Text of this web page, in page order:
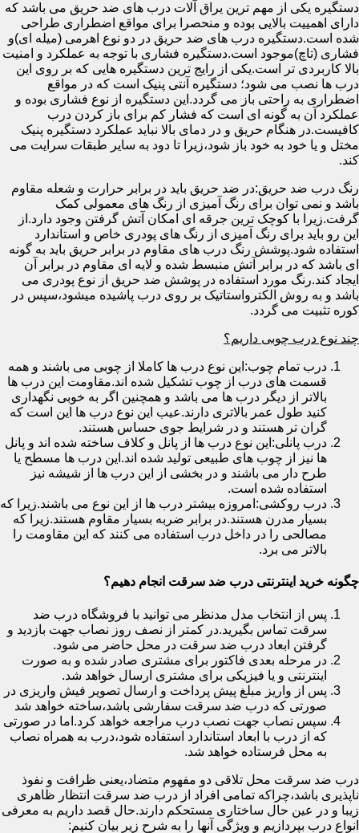
دستگیره یکی از مهم ترین یراق آلات درب های ضد حریق می باشد که
دارای اهمییت بالایی بوده و منحصرا برای مواقع اضطراری طراحی
شده است.دستگیره درب های ضد حریق در دو نوع اهرمی (میله ای)و
فشاری (تاچ)موجود است.دستگیره فشاری با توجه به عملکرد و امنیت
بالا کاربردی تر است.یکی از رایج ترین دستگیره هایی که بر روی این
درب ها نصب می شود؛ دستگیره آنتی پنیک است که در مواقع
اضطراری به راحتی باز می گردد.این دستگیره از نوع فشاری بوده و
عملکرد آن به گونه ای است که فشار کم برای باز کردن درب
کافیست.در هنگام حریق و در دمای بالا نباید عملکرد دستگیره پنیک
مختل و یا خود به خود باز شود،زیرا تا دود به سایر طبقات سرایت می
کند.
رنگ درب ضد حریق:در ضد حریق باید در برابر حرارت و شعله مقاوم
باشد و نمی توان برای رنگ آمیزی از رنگ های معمولی کمک
گرفت.زیرا با کوچک ترین جرقه ای امکان آتش گرفتن وجود دارد.از
این رو باید برای رنگ آمیزی از رنگ های پودری خاص و استاندارد
استفاده شود.پوشش رنگ درب های مقاوم در برابر حریق باید به گونه
ای باشد که در برابر آتش منبسط شده و لایه ای مقاوم در برابر آن
ایجاد کند.رنگ مورد استفاده در پوشش ضد حریق از نوع پودری می
باشد و به روش الکترواستاتیک بر روی درب پاشیده میشود،سپس در
کوره تثبیت می گردد.
چند نوع درب چوبی داریم؟
درب تمام چوب:این نوع درب ها کاملا از چوبی می باشند و همه
قسمت های درب از چوب تشکیل شده اند.مقاومت این درب ها
بالاتر از دیگر درب ها می باشد و همچنین اگر به خوبی نگهداری
کنید طول عمر بالاتری دارند.عیب این نوع درب ها این است که
گران تر هستند و در شرایط جوی حساس هستند.
درب پانلی:این نوع درب ها از پانل و کلاف ساخته شده اند و پانل
ها نیز از چوب های طبیعی تولید شده اند.این درب ها مسطح یا
طرح دار می باشند و در بخشی از این درب ها از شیشه نیز
استفاده شده است.
درب روکشی:امروزه بیشتر درب ها از این نوع می باشند.زیرا که
بسیار مدرن هستند.در برابر ضربه بسیار مقاوم هستند.زیرا که
مصالحی را در داخل درب استفاده می کنند که این مقاومت را
بالاتر می برد.
چگونه خرید اینترنتی درب ضد سرقت انجام دهیم؟
پس از انتخاب مدل مدنظر می توانید با فروشگاه درب ضد
سرقت تماس بگیرید.در کمتر از نصف روز نصاب جهت بازدید و
گرفتن ابعاد درب ضد سرقت در محل حاضر می شود.
در مرحله بعدی فاکتور برای مشتری صادر شده و به صورت
اینترنتی و یا فیزیکی برای مشتری ارسال خواهد شد.
پس از واریز مبلغ پیش پرداخت و ارسال تصویر فیش واریزی در
صورتی که درب ضد سرقت سفارشی باشد،ساخته خواهد شد
سپس نصاب جهت نصب درب مراجعه خواهد کرد.اما در صورتی
که از درب با ابعاد استاندارد استفاده شود،درب به همراه نصاب
به محل فرستاده خواهد شد.
درب ضد سرقت محل تلاقی دو مفهوم متضاد،یعنی ظرافت و نفوذ
ناپذیری باشد،چراکه تمامی افراد از درب ضد سرقت انتظار ظاهری
زیبا و در عین حال ساختاری مستحکم دارند.حال قصد داریم به معرفی
انواع درب بپردازیم و ویژگی آنها را به شرح زیر بیان کنیم: